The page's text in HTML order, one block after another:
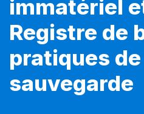
immatériel
Registre de
pratiques de
sauvegarde